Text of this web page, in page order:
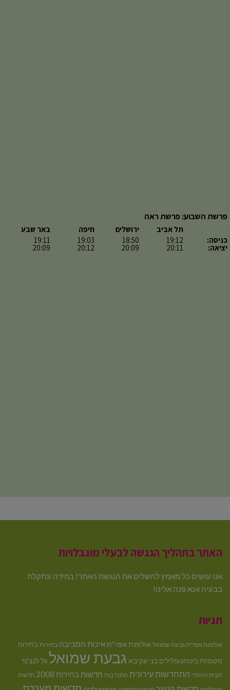
פרשת השבוע: פרשת ראה
כניסה:
יציאה:
תל אביב
19:12
20:11
ירושלים
18:50
20:09
חיפה
19:03
20:12
באר שבע
19:11
20:09
האתר בתהליך הנגשה לבעלי מוגבלויות
אנו עושים כל מאמץ להשלים את הנגשת האתר! במידה ונתקלת
בבעיה אנא פנה אלינו!
תגיות
אולפנת אמי"ת גבעת שמואל אולפנת אמי''תאיכות הסביבה בחירות בחירות
מקומיות ביטחון ופלילים בני עקיבא גבעת שמואל גל לנצ'נר
הבית היהודי התחדשות עירונית התנדבות חדשות בחירות 2008 חדשות
חדשות מערכת